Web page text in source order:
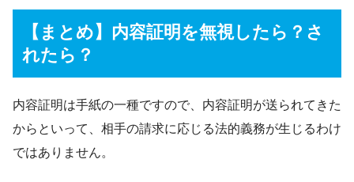
【まとめ】内容証明を無視したら？さ
れたら？
内容証明は手紙の一種ですので、内容証明が送られてきた
からといって、相手の請求に応じる法的義務が生じるわけ
ではありません。